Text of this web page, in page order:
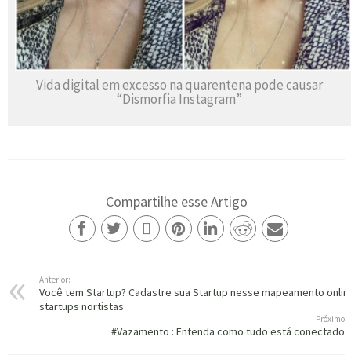
Vida digital em excesso na quarentena pode causar
“Dismorfia Instagram”
Compartilhe esse Artigo
Anterior:
Você tem Startup? Cadastre sua Startup nesse mapeamento
startups nortistas
Próximo
#Vazamento : Entenda como tudo está conectado